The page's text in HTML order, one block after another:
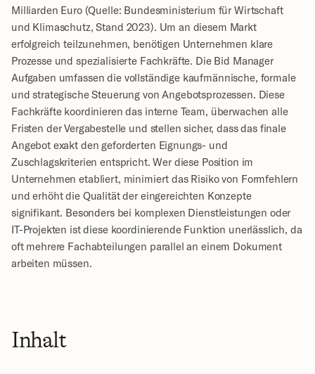
Milliarden Euro (Quelle: Bundesministerium für Wirtschaft
und Klimaschutz, Stand 2023). Um an diesem Markt
erfolgreich teilzunehmen, benötigen Unternehmen klare
Prozesse und spezialisierte Fachkräfte. Die Bid Manager
Aufgaben umfassen die vollständige kaufmännische, formale
und strategische Steuerung von Angebotsprozessen. Diese
Fachkräfte koordinieren das interne Team, überwachen alle
Fristen der Vergabestelle und stellen sicher, dass das finale
Angebot exakt den geforderten Eignungs- und
Zuschlagskriterien entspricht. Wer diese Position im
Unternehmen etabliert, minimiert das Risiko von Formfehlern
und erhöht die Qualität der eingereichten Konzepte
signifikant. Besonders bei komplexen Dienstleistungen oder
IT-Projekten ist diese koordinierende Funktion unerlässlich, da
oft mehrere Fachabteilungen parallel an einem Dokument
arbeiten müssen.
Inhalt